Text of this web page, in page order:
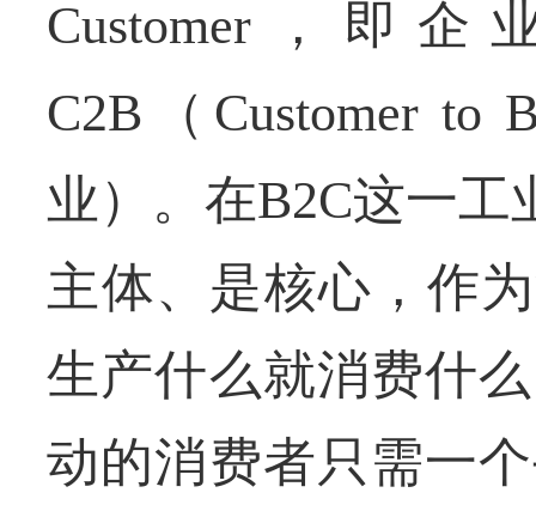
Customer，即
C2B（Customer to
业）。在B2C这一
主体、是核心，作
生产什么就消费什
动的消费者只需一